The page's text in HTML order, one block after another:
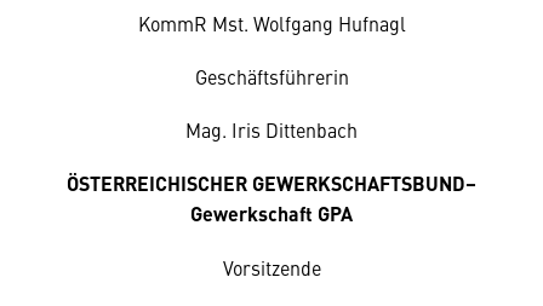
KommR Mst. Wolfgang Hufnagl
Geschäftsführerin
Mag. Iris Dittenbach
ÖSTERREICHISCHER GEWERKSCHAFTSBUND–
Gewerkschaft GPA
Vorsitzende